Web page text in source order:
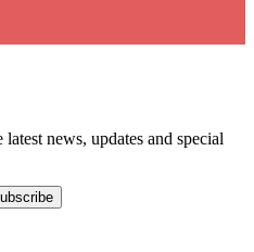
news, updates and special